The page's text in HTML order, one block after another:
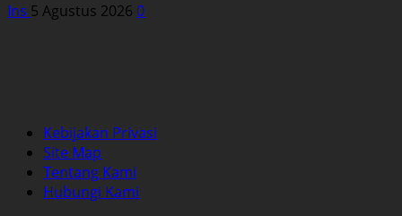
Ins 5 Agustus 2026 0
Kebijakan Privasi
Site Map
Tentang Kami
Hubungi Kami